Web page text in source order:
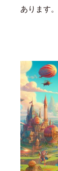
あります